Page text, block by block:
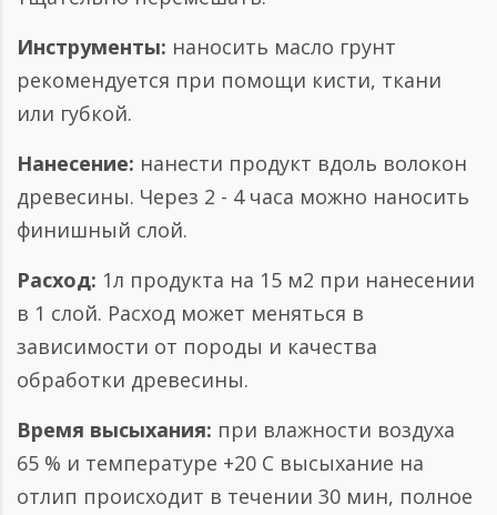
Инструменты: наносить масло грунт
рекомендуется при помощи кисти, ткани
или губкой.
Нанесение: нанести продукт вдоль волокон
древесины. Через 2 - 4 часа можно наносить
финишный слой.
Расход: 1л продукта на 15 м2 при нанесении
в 1 слой. Расход может меняться в
зависимости от породы и качества
обработки древесины.
Время высыхания: при влажности воздуха
65 % и температуре +20 С высыхание на
отлип происходит в течении 30 мин, полное